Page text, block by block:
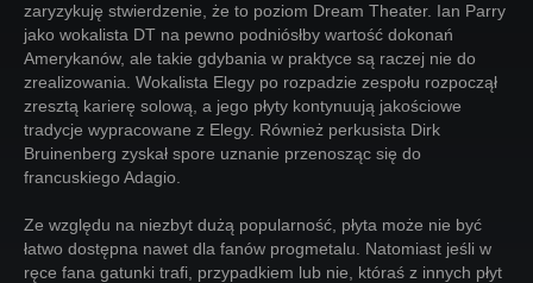
zaryzykuję stwierdzenie, że to poziom Dream Theater. Ian Parry
jako wokalista DT na pewno podniósłby wartość dokonań
Amerykanów, ale takie gdybania w praktyce są raczej nie do
zrealizowania. Wokalista Elegy po rozpadzie zespołu rozpoczął
zresztą karierę solową, a jego płyty kontynuują jakościowe
tradycje wypracowane z Elegy. Również perkusista Dirk
Bruinenberg zyskał spore uznanie przenosząc się do
francuskiego Adagio.
Ze względu na niezbyt dużą popularność, płyta może nie być
łatwo dostępna nawet dla fanów progmetalu. Natomiast jeśli w
ręce fana gatunki trafi, przypadkiem lub nie, któraś z innych płyt